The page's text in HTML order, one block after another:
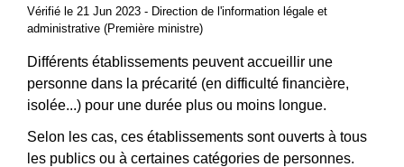
Vérifié le 21 Jun 2023 - Direction de l'information légale et
administrative (Première ministre)
Différents établissements peuvent accueillir une
personne dans la précarité (en difficulté financière,
isolée...) pour une durée plus ou moins longue.
Selon les cas, ces établissements sont ouverts à tous
les publics ou à certaines catégories de personnes.